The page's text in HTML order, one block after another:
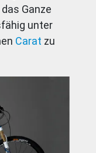
Ganze
unter
Carat zu